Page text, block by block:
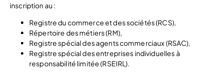
inscription au :
Registre du commerce et des sociétés (RCS),
Répertoire des métiers (RM),
Registre spécial des agents commerciaux (RSAC),
Registre spécial des entreprises individuelles à
responsabilité limitée (RSEIRL).